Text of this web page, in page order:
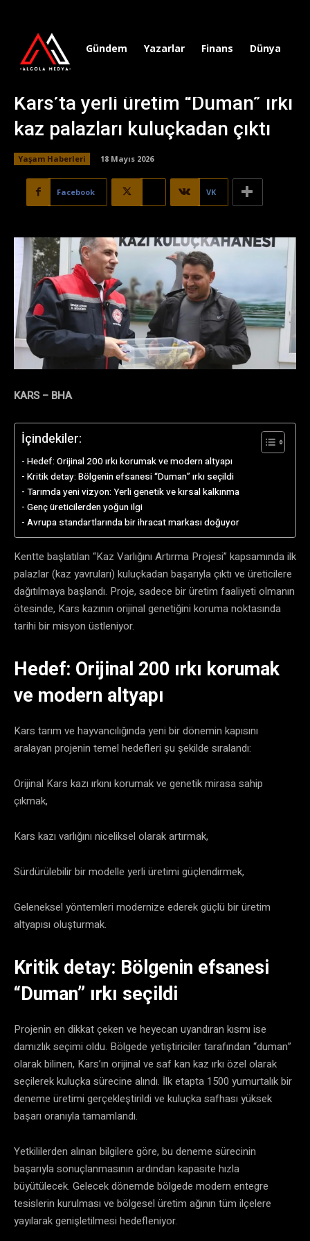
Gündem Yazarlar Finans Dünya
Kars’ta yerli üretim “Duman” ırkı
kaz palazları kuluçkadan çıktı
Yaşam Haberleri 18 Mayıs 2026
Facebook VK
KARS – BHA
İçindekiler:
​Hedef: Orijinal 200 ırkı korumak ve modern altyapı
​Kritik detay: Bölgenin efsanesi “Duman” ırkı seçildi
​Tarımda yeni vizyon: Yerli genetik ve kırsal kalkınma
​Genç üreticilerden yoğun ilgi
​Avrupa standartlarında bir ihracat markası doğuyor
Kentte başlatılan “Kaz Varlığını Artırma Projesi” kapsamında ilk
palazlar (kaz yavruları) kuluçkadan başarıyla çıktı ve üreticilere
dağıtılmaya başlandı. Proje, sadece bir üretim faaliyeti olmanın
ötesinde, Kars kazının orijinal genetiğini koruma noktasında
tarihi bir misyon üstleniyor.
​Hedef: Orijinal 200 ırkı korumak
ve modern altyapı
​Kars tarım ve hayvancılığında yeni bir dönemin kapısını
aralayan projenin temel hedefleri şu şekilde sıralandı:
​Orijinal Kars kazı ırkını korumak ve genetik mirasa sahip
çıkmak,
​Kars kazı varlığını niceliksel olarak artırmak,
​Sürdürülebilir bir modelle yerli üretimi güçlendirmek,
​Geleneksel yöntemleri modernize ederek güçlü bir üretim
altyapısı oluşturmak.
​Kritik detay: Bölgenin efsanesi
“Duman” ırkı seçildi
​Projenin en dikkat çeken ve heyecan uyandıran kısmı ise
damızlık seçimi oldu. Bölgede yetiştiriciler tarafından “duman”
olarak bilinen, Kars’ın orijinal ve saf kan kaz ırkı özel olarak
seçilerek kuluçka sürecine alındı. İlk etapta 1500 yumurtalık bir
deneme üretimi gerçekleştirildi ve kuluçka safhası yüksek
başarı oranıyla tamamlandı.
​Yetkililerden alınan bilgilere göre, bu deneme sürecinin
başarıyla sonuçlanmasının ardından kapasite hızla
büyütülecek. Gelecek dönemde bölgede modern entegre
tesislerin kurulması ve bölgesel üretim ağının tüm ilçelere
yayılarak genişletilmesi hedefleniyor.